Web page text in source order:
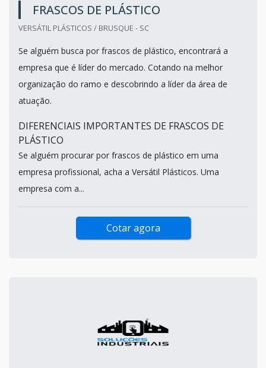
FRASCOS DE PLÁSTICO
VERSÁTIL PLÁSTICOS / BRUSQUE - SC
Se alguém busca por frascos de plástico, encontrará a
empresa que é líder do mercado. Cotando na melhor
organização do ramo e descobrindo a líder da área de
atuação.
DIFERENCIAIS IMPORTANTES DE FRASCOS DE
PLÁSTICO
Se alguém procurar por frascos de plástico em uma
empresa profissional, acha a Versátil Plásticos. Uma
empresa com a...
Cotar agora